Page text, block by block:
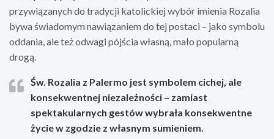
przywiązanych do tradycji katolickiej wybór imienia Rozalia
bywa świadomym nawiązaniem do tej postaci – jako symbolu
oddania, ale też odwagi pójścia własną, mało popularną
drogą.
Św. Rozalia z Palermo jest symbolem cichej, ale
konsekwentnej niezależności – zamiast
spektakularnych gestów wybrała konsekwentne
życie w zgodzie z własnym sumieniem.